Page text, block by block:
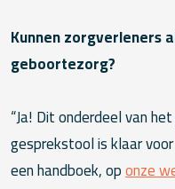
Kunnen zorgverleners
geboortezorg?
“Ja! Dit onderdeel van
gesprekstool is klaar
een handboek, oponze